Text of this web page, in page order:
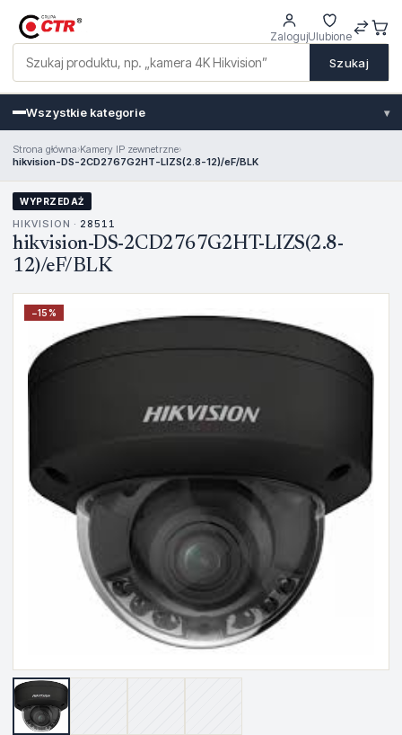
Szukaj
ZalogujUlubione
Wszystkie kategorie ▾
Strona główna›Kamery IP zewnetrzne›
hikvision-DS-2CD2767G2HT-LIZS(2.8-12)/eF/BLK
WYPRZEDAŻ
HIKVISION · 28511
hikvision-DS-2CD2767G2HT-LIZS(2.8-
12)/eF/BLK
−15%